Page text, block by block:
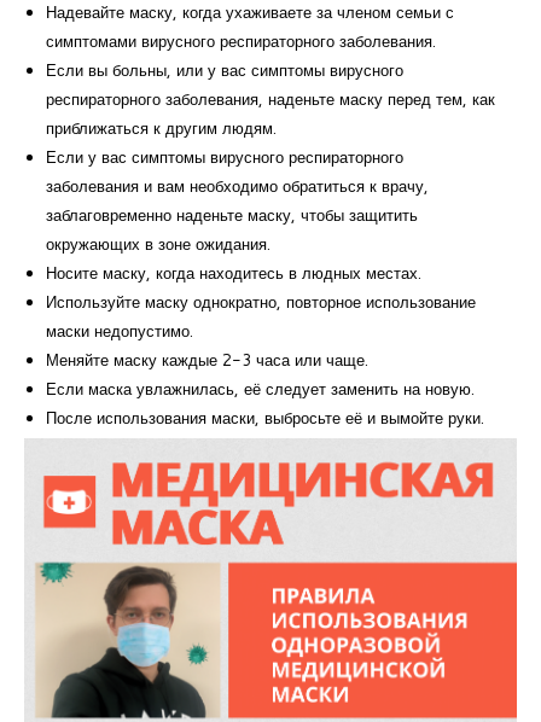
Надевайте маску, когда ухаживаете за членом семьи с
симптомами вирусного респираторного заболевания.
Если вы больны, или у вас симптомы вирусного
респираторного заболевания, наденьте маску перед тем, как
приближаться к другим людям.
Если у вас симптомы вирусного респираторного
заболевания и вам необходимо обратиться к врачу,
заблаговременно наденьте маску, чтобы защитить
окружающих в зоне ожидания.
Носите маску, когда находитесь в людных местах.
Используйте маску однократно, повторное использование
маски недопустимо.
Меняйте маску каждые 2-3 часа или чаще.
Если маска увлажнилась, её следует заменить на новую.
После использования маски, выбросьте её и вымойте руки.